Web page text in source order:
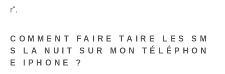
r".
COMMENT FAIRE TAIRE LES SM
S LA NUIT SUR MON TÉLÉPHON
E IPHONE ?